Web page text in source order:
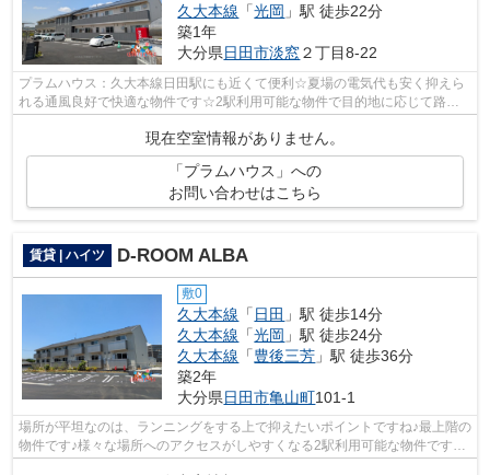
久大本線 「光岡 」駅 徒歩22分
築1年
大分県日田市淡窓２丁目8-22
プラムハウス：久大本線日田駅にも近くて便利☆夏場の電気代も安く抑えら
れる通風良好で快適な物件です☆2駅利用可能な物件で目的地に応じて路線
を選ぶことができます☆移動距離が短くて...
現在空室情報がありません。
「プラムハウス」への
お問い合わせはこちら
賃貸 | ハイツ D-ROOM ALBA
敷0
久大本線 「 日田 」駅 徒歩14分
久大本線 「光岡 」駅 徒歩24分
久大本線 「豊後三芳 」駅 徒歩36分
築2年
大分県日田市亀山町101-1
場所が平坦なのは、ランニングをする上で抑えたいポイントですね♪最上階の
物件です♪様々な場所へのアクセスがしやすくなる2駅利用可能な物件です♪